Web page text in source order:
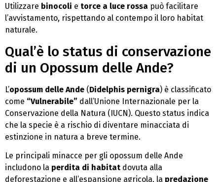
Utilizzare binocoli e torce a luce rossa può facilitare
l’avvistamento, rispettando al contempo il loro habitat
naturale.
Qual’è lo status di conservazione
di un Opossum delle Ande?
L’opossum delle Ande (Didelphis pernigra) è classificato
come “Vulnerabile” dall’Unione Internazionale per la
Conservazione della Natura (IUCN). Questo status indica
che la specie è a rischio di diventare minacciata di
estinzione in natura a breve termine.
Le principali minacce per gli opossum delle Ande
includono la perdita di habitat dovuta alla
deforestazione e all’espansione agricola, la predazione